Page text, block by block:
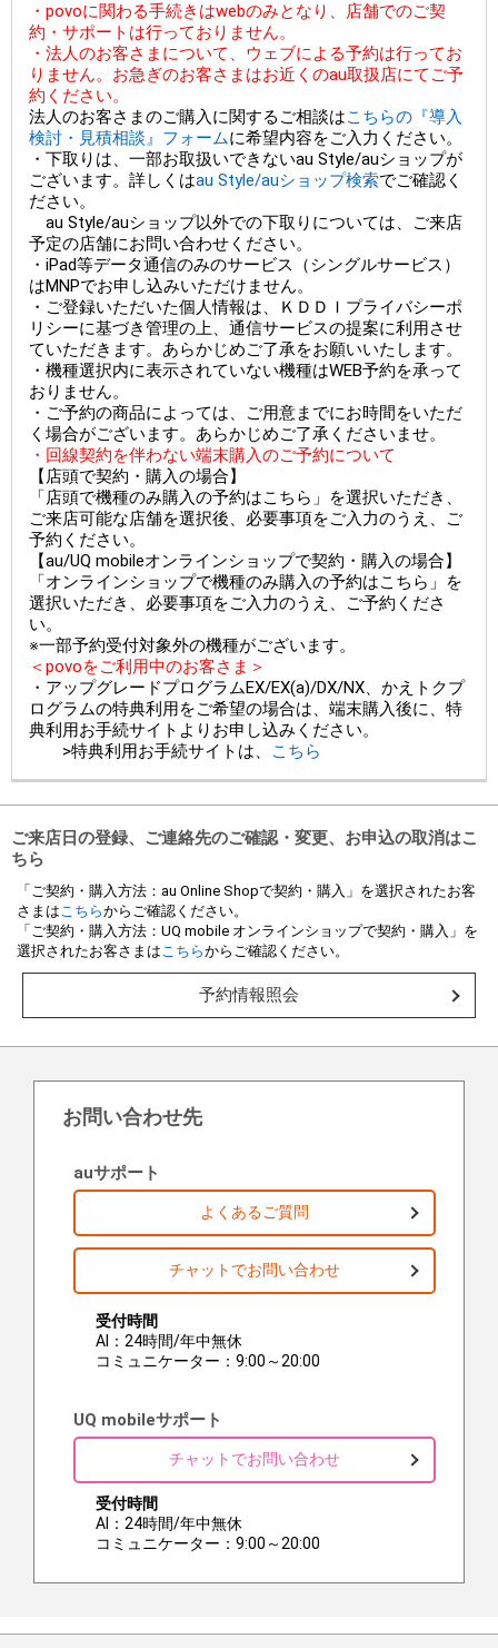
・povoに関わる手続きはwebのみとなり、店舗でのご契
約・サポートは行っておりません。
・法人のお客さまについて、ウェブによる予約は行ってお
りません。お急ぎのお客さまはお近くのau取扱店にてご予
約ください。
法人のお客さまのご購入に関するご相談はこちらの『導入
検討・見積相談』フォームに希望内容をご入力ください。
・下取りは、一部お取扱いできないau Style/auショップが
ございます。詳しくはau Style/auショップ検索でご確認く
ださい。
au Style/auショップ以外での下取りについては、ご来店
予定の店舗にお問い合わせください。
・iPad等データ通信のみのサービス（シングルサービス）
はMNPでお申し込みいただけません。
・ご登録いただいた個人情報は、ＫＤＤＩプライバシーポ
リシーに基づき管理の上、通信サービスの提案に利用させ
ていただきます。あらかじめご了承をお願いいたします。
・機種選択内に表示されていない機種はWEB予約を承って
おりません。
・ご予約の商品によっては、ご用意までにお時間をいただ
く場合がございます。あらかじめご了承くださいませ。
・回線契約を伴わない端末購入のご予約について
【店頭で契約・購入の場合】
「店頭で機種のみ購入の予約はこちら」を選択いただき、
ご来店可能な店舗を選択後、必要事項をご入力のうえ、ご
予約ください。
【au/UQ mobileオンラインショップで契約・購入の場合】
「オンラインショップで機種のみ購入の予約はこちら」を
選択いただき、必要事項をご入力のうえ、ご予約くださ
い。
※一部予約受付対象外の機種がございます。
＜povoをご利用中のお客さま＞
・アップグレードプログラムEX/EX(a)/DX/NX、かえトクプ
ログラムの特典利用をご希望の場合は、端末購入後に、特
典利用お手続サイトよりお申し込みください。
>特典利用お手続サイトは、
こちら
ご来店日の登録、ご連絡先のご確認・変更、お申込の取消はこ
ちら
「ご契約・購入方法：au Online Shopで契約・購入」を選択されたお客
さまはこちらからご確認ください。
「ご契約・購入方法：UQ mobile オンラインショップで契約・購入」を
選択されたお客さまはこちらからご確認ください。
予約情報照会
お問い合わせ先
auサポート
よくあるご質問
チャットでお問い合わせ
受付時間
AI：24時間/年中無休
コミュニケーター：9:00～20:00
UQ mobileサポート
チャットでお問い合わせ
受付時間
AI：24時間/年中無休
コミュニケーター：9:00～20:00